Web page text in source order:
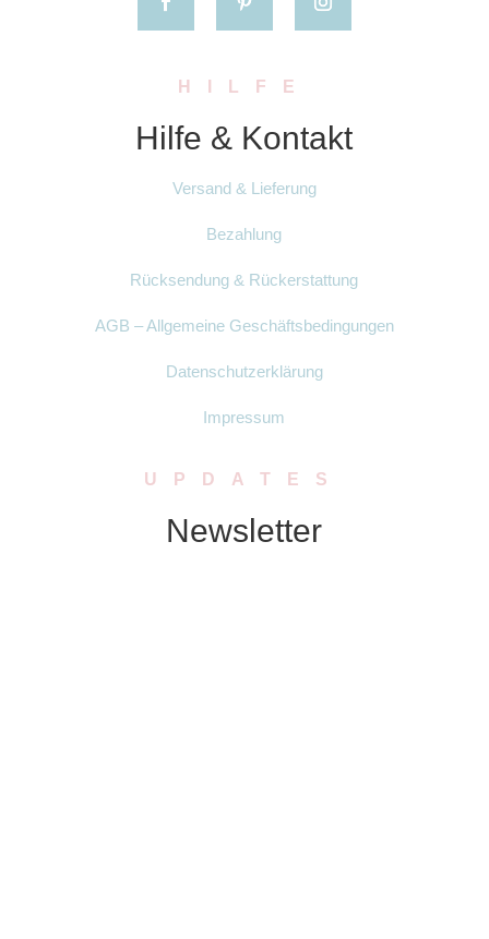
HILFE
Hilfe & Kontakt
Versand & Lieferung
Bezahlung
Rücksendung & Rückerstattung
AGB – Allgemeine Geschäftsbedingungen
Datenschutzerklärung
Impressum
UPDATES
Newsletter